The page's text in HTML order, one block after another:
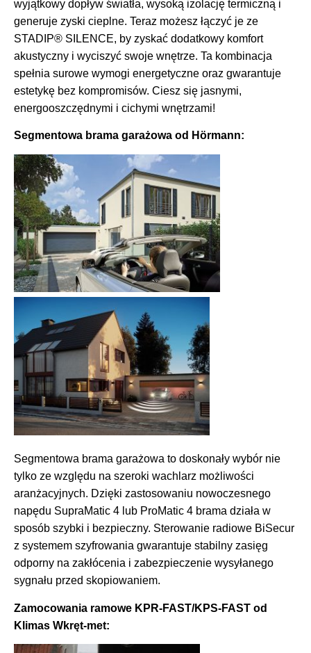
wyjątkowy dopływ światła, wysoką izolację termiczną i
generuje zyski cieplne. Teraz możesz łączyć je ze
STADIP® SILENCE, by zyskać dodatkowy komfort
akustyczny i wyciszyć swoje wnętrze. Ta kombinacja
spełnia surowe wymogi energetyczne oraz gwarantuje
estetykę bez kompromisów. Ciesz się jasnymi,
energooszczędnymi i cichymi wnętrzami!
Segmentowa brama garażowa od Hörmann:
Segmentowa brama garażowa to doskonały wybór nie
tylko ze względu na szeroki wachlarz możliwości
aranżacyjnych. Dzięki zastosowaniu nowoczesnego
napędu SupraMatic 4 lub ProMatic 4 brama działa w
sposób szybki i bezpieczny. Sterowanie radiowe BiSecur
z systemem szyfrowania gwarantuje stabilny zasięg
odporny na zakłócenia i zabezpieczenie wysyłanego
sygnału przed skopiowaniem.
Zamocowania ramowe KPR-FAST/KPS-FAST od
Klimas Wkręt-met: